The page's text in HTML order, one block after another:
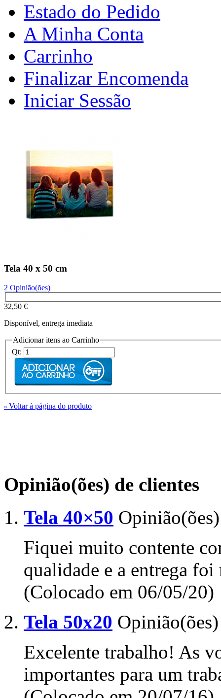
Estado do Pedido
A Minha Conta
Carrinho
Finalizar Encomenda
Iniciar Sessão
Tela 40 x 50 cm
2 Opinião(ões)
32,50 €
Disponível, entrega imediata
Adicionar itens ao Carrinho
Qt:
« Voltar à página do produto
Opinião(ões) de clientes
Tela 40×50
Fiquei muito contente
qualidade e a entrega
(Colocado em 06/05/20)
Tela 50x20
Excelente trabalho! As
importantes para um